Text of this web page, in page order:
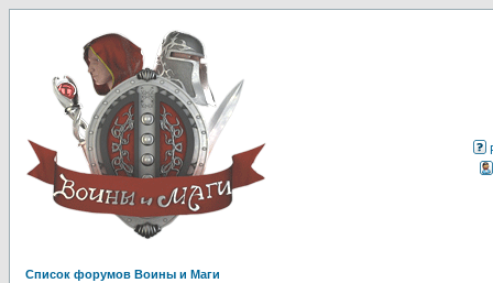
Список форумов Воины и Маги